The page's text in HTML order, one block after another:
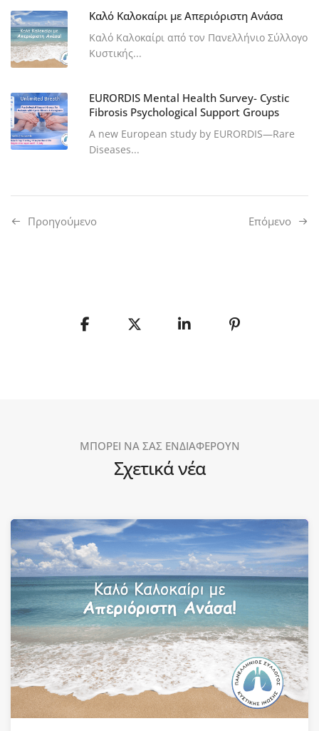
Καλό Καλοκαίρι με Απεριόριστη Ανάσα
Καλό Καλοκαίρι από τον Πανελλήνιο Σύλλογο
Κυστικής...
EURORDIS Mental Health Survey- Cystic
Fibrosis Psychological Support Groups
A new European study by EURORDIS—Rare
Diseases...
Προηγούμενo Επόμενο
ΜΠΟΡΕΙ ΝΑ ΣΑΣ ΕΝΔΙΑΦΕΡΟΥΝ
Σχετικά νέα